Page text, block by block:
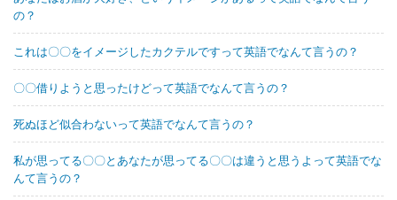
の？
これは〇〇をイメージしたカクテルですって英語でなんて言うの？
〇〇借りようと思ったけどって英語でなんて言うの？
死ぬほど似合わないって英語でなんて言うの？
私が思ってる〇〇とあなたが思ってる〇〇は違うと思うよって英語でな
んて言うの？